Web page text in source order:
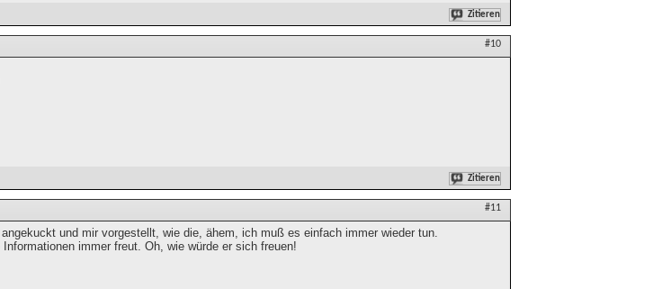
Zitieren
#10
Zitieren
#11
und mir vorgestellt, wie die, ähem, ich muß es einfach immer wieder tun.
immer freut. Oh, wie würde er sich freuen!